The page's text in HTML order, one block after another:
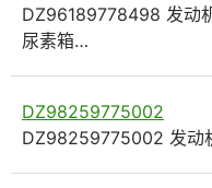
DZ96189778498 发动
尿素箱…
DZ98259775002
DZ98259775002 发动